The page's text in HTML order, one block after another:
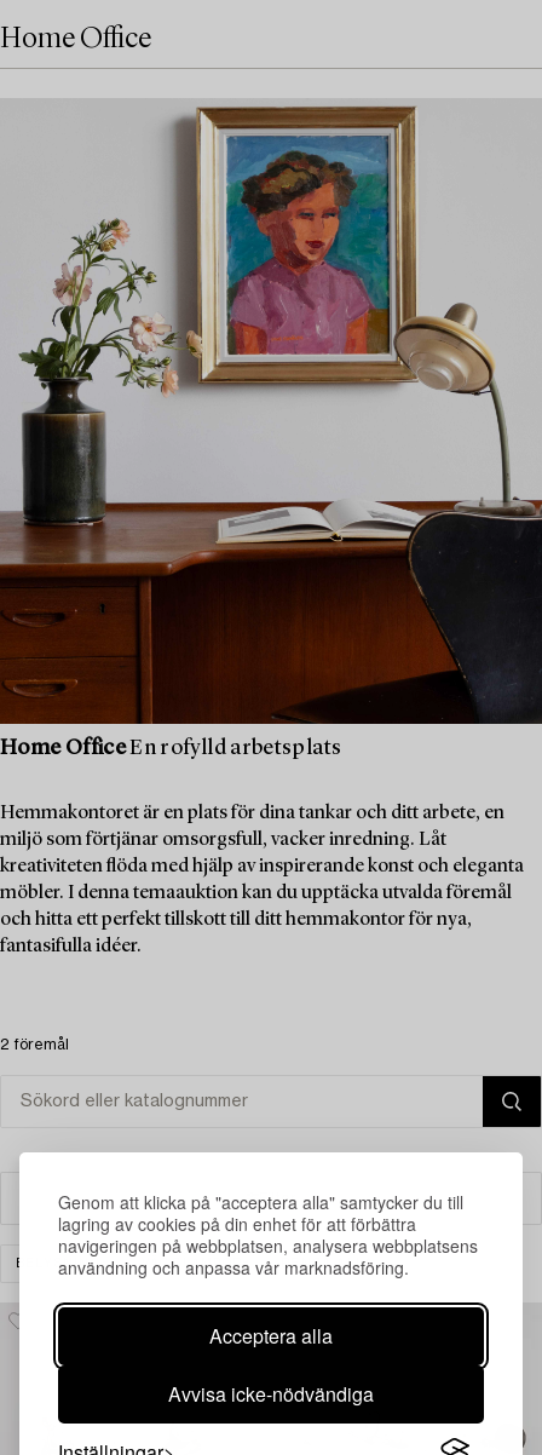
Genom att klicka på "acceptera alla" samtycker du till
lagring av cookies på din enhet för att förbättra
navigeringen på webbplatsen, analysera webbplatsens
användning och anpassa vår marknadsföring.
Acceptera alla
Avvisa icke-nödvändiga
Home Office
Home OfficeEn rofylld arbetsplats
Hemmakontoret är en plats för dina tankar och ditt arbete, en
miljö som förtjänar omsorgsfull, vacker inredning. Låt
kreativiteten flöda med hjälp av inspirerande konst och eleganta
möbler. I denna temaauktion kan du upptäcka utvalda föremål
och hitta ett perfekt tillskott till ditt hemmakontor för nya,
fantasifulla idéer.
2 föremål
Filter
BELYSNING VÄGGLAMPOR RENSA ALLA